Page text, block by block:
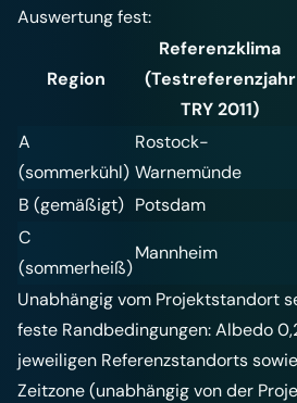
Auswertung fest:
Region
Referenzklima
(Testreferenzjahr
TRY 2011)
A
(sommerkühl)
Rostock-
Warnemünde
B (gemäßigt) Potsdam
C
(sommerheiß)
Mannheim
Unabhängig vom Projektstandort
feste Randbedingungen: Albedo
jeweiligen Referenzstandorts
Zeitzone (unabhängig von der